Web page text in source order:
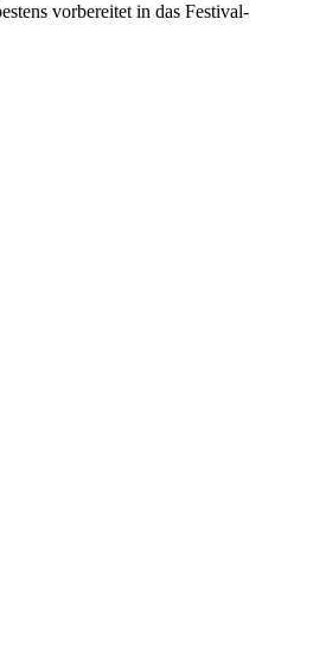
vorbereitet in das Festival-